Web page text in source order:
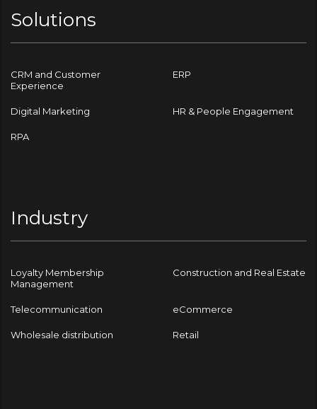
Solutions
CRM and Customer
Experience
ERP
Digital Marketing HR & People Engagement
RPA
Industry
Loyalty Membership
Management
Construction and Real Estate
Telecommunication eCommerce
Wholesale distribution Retail